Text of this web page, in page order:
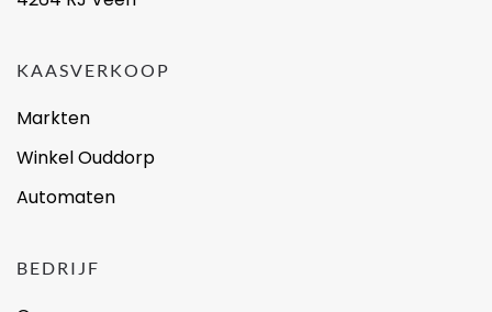
KAASVERKOOP
Markten
Winkel Ouddorp
Automaten
BEDRIJF